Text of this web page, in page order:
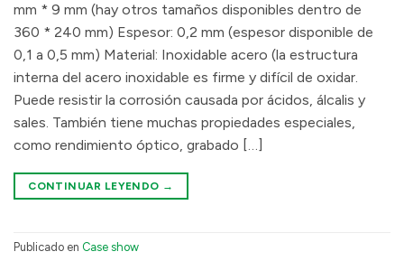
mm * 9 mm (hay otros tamaños disponibles dentro de
360 * 240 mm) Espesor: 0,2 mm (espesor disponible de
0,1 a 0,5 mm) Material: Inoxidable acero (la estructura
interna del acero inoxidable es firme y difícil de oxidar.
Puede resistir la corrosión causada por ácidos, álcalis y
sales. También tiene muchas propiedades especiales,
como rendimiento óptico, grabado […]
CONTINUAR LEYENDO →
Publicado en Case show